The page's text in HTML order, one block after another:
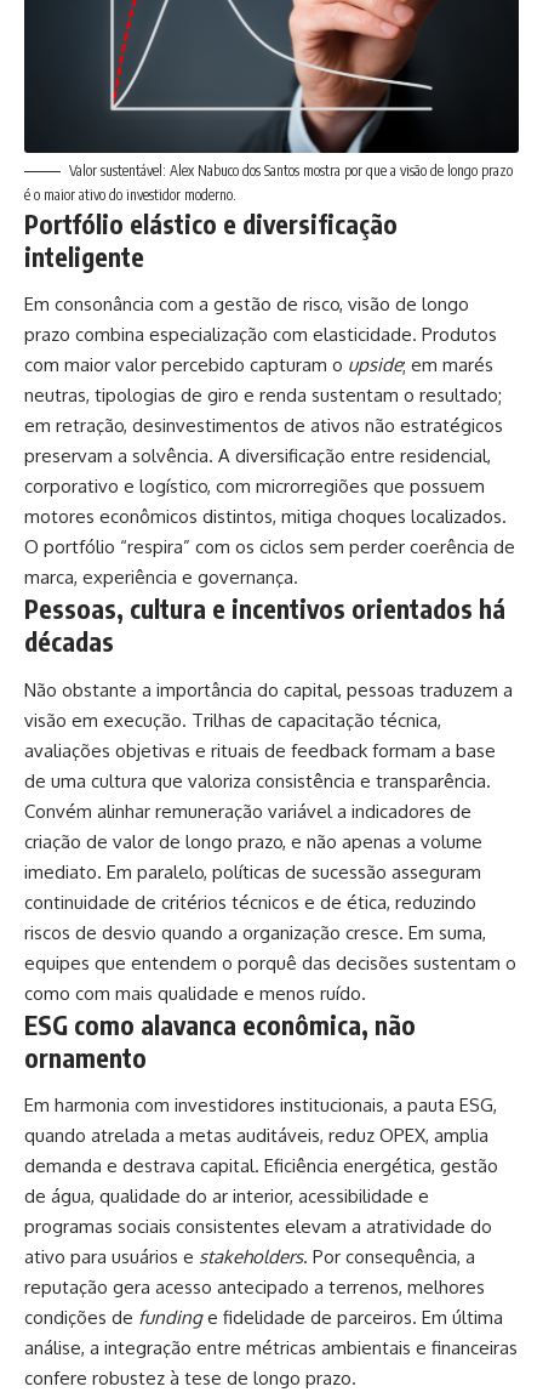
Valor sustentável: Alex Nabuco dos Santos mostra por que a visão de longo prazo
é o maior ativo do investidor moderno.
Portfólio elástico e diversificação
inteligente
Em consonância com a gestão de risco, visão de longo
prazo combina especialização com elasticidade. Produtos
com maior valor percebido capturam o upside; em marés
neutras, tipologias de giro e renda sustentam o resultado;
em retração, desinvestimentos de ativos não estratégicos
preservam a solvência. A diversificação entre residencial,
corporativo e logístico, com microrregiões que possuem
motores econômicos distintos, mitiga choques localizados.
O portfólio “respira” com os ciclos sem perder coerência de
marca, experiência e governança.
Pessoas, cultura e incentivos orientados há
décadas
Não obstante a importância do capital, pessoas traduzem a
visão em execução. Trilhas de capacitação técnica,
avaliações objetivas e rituais de feedback formam a base
de uma cultura que valoriza consistência e transparência.
Convém alinhar remuneração variável a indicadores de
criação de valor de longo prazo, e não apenas a volume
imediato. Em paralelo, políticas de sucessão asseguram
continuidade de critérios técnicos e de ética, reduzindo
riscos de desvio quando a organização cresce. Em suma,
equipes que entendem o porquê das decisões sustentam o
como com mais qualidade e menos ruído.
ESG como alavanca econômica, não
ornamento
Em harmonia com investidores institucionais, a pauta ESG,
quando atrelada a metas auditáveis, reduz OPEX, amplia
demanda e destrava capital. Eficiência energética, gestão
de água, qualidade do ar interior, acessibilidade e
programas sociais consistentes elevam a atratividade do
ativo para usuários e stakeholders. Por consequência, a
reputação gera acesso antecipado a terrenos, melhores
condições de fundinge fidelidade de parceiros. Em última
análise, a integração entre métricas ambientais e financeiras
confere robustez à tese de longo prazo.